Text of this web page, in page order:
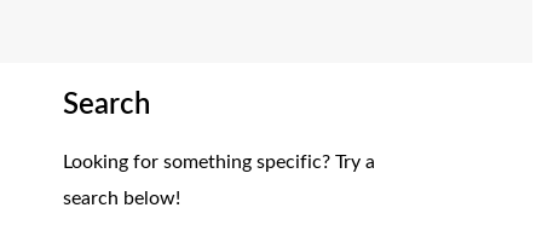
Search
Looking for something specific? Try a
search below!